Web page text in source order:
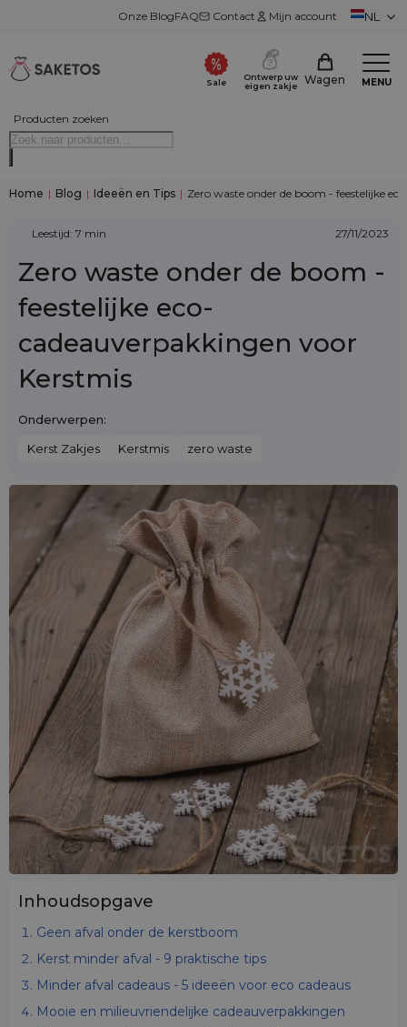
Onze BlogFAQ Contact Mijn account NL
Producten zoeken
Sale
Ontwerp uw
eigen zakje
Wagen MENU
Home | Blog | Ideeën en Tips | Zero waste onder de boom - feestelijke
Leestijd: 7 min 27/11/2023
Zero waste onder de boom -
feestelijke eco-
cadeauverpakkingen voor
Kerstmis
Onderwerpen:
Kerst Zakjes Kerstmis zero waste
Inhoudsopgave
Geen afval onder de kerstboom
Kerst minder afval - 9 praktische tips
Minder afval cadeaus - 5 ideeën voor eco cadeaus
Mooie en milieuvriendelijke cadeauverpakkingen